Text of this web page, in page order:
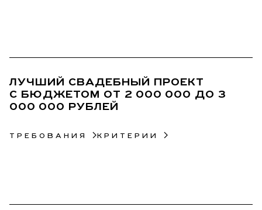
ЛУЧШИЙ СВАДЕБНЫЙ ПРОЕКТ
С БЮДЖЕТОМ ОТ 2 000 000 ДО 3
000 000 РУБЛЕЙ
ТРЕБОВАНИЯ КРИТЕРИИ